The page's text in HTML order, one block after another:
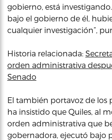
gobierno, está
bajo el gobierno de él,
cualquier investigación”,
Historia relacionada:
orden administrativa
Senado
El también portavoz de los
ha insistido que Quiles, al
orden administrativa que
gobernadora, ejecutó bajo